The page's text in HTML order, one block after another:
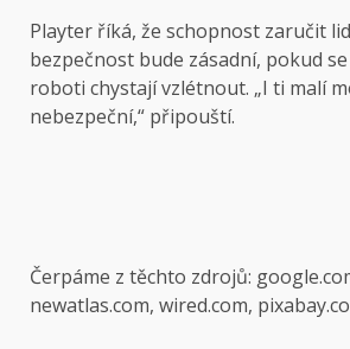
Playter říká, že schopnost zaručit
bezpečnost bude zásadní, pokud
roboti chystají vzlétnout. „I ti malí
nebezpeční,“ připouští.
Čerpáme z těchto zdrojů:
newatlas.com, wired.com,